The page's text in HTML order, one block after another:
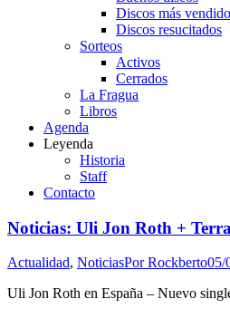
Discos más
Discos resucitados
Sorteos
Activos
Cerrados
La Fragua
Libros
Agenda
Leyenda
Historia
Staff
Contacto
Noticias: Uli Jon Roth +
Actualidad, NoticiasPorRockberto05/
Uli Jon Roth en España – Nuevo